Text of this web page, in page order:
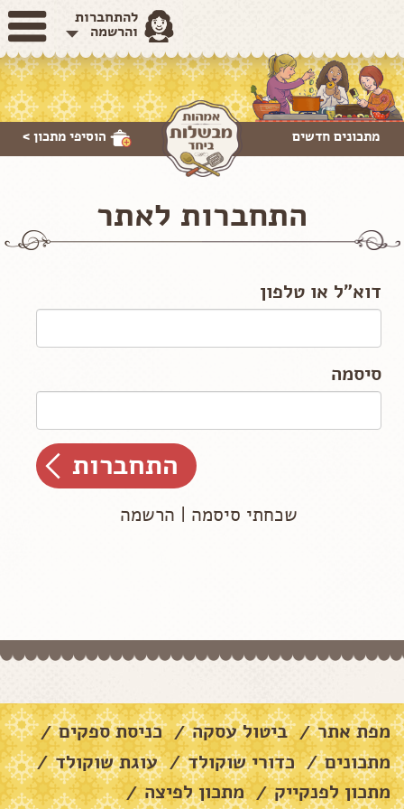
להתחברות
והרשמה
הוסיפי מתכון > מתכונים חדשים
התחברות לאתר
דוא"ל או טלפון
סיסמה
שכחתי סיסמה | הרשמה
מפת אתר / ביטול עסקה / כניסת ספקים /
מתכונים / כדורי שוקולד / עוגת שוקולד /
מתכון לפנקייק / מתכון לפיצה /